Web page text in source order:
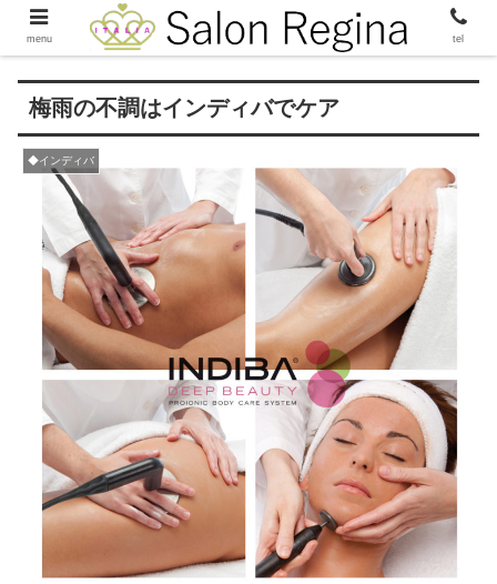
梅雨の不調はインディバでケア
◆インディバ
menu tel